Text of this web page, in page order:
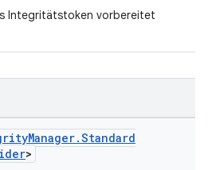
Integritätstoken vorbereitet
Manager.Standard
>